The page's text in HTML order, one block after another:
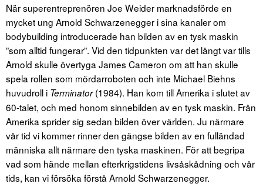
När superentreprenören Joe Weider marknadsförde en
mycket ung Arnold Schwarzenegger i sina kanaler om
bodybuilding introducerade han bilden av en tysk maskin
”som alltid fungerar”. Vid den tidpunkten var det långt var tills
Arnold skulle övertyga James Cameron om att han skulle
spela rollen som mördarroboten och inte Michael Biehns
huvudroll i Terminator(1984). Han kom till Amerika i slutet av
60-talet, och med honom sinnebilden av en tysk maskin. Från
Amerika sprider sig sedan bilden över världen. Ju närmare
vår tid vi kommer rinner den gängse bilden av en fulländad
människa allt närmare den tyska maskinen. För att begripa
vad som hände mellan efterkrigstidens livsåskådning och vår
tids, kan vi försöka förstå Arnold Schwarzenegger.